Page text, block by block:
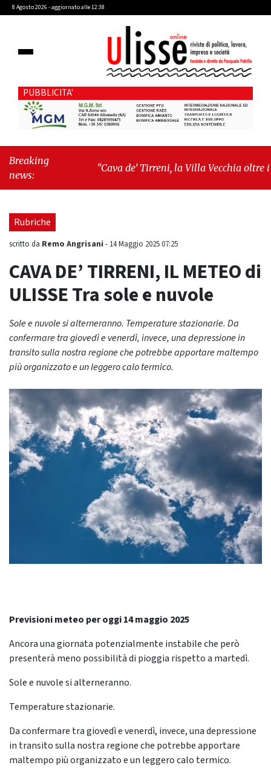
8 Agosto 2026 - aggiornato alle 12:38
PUBBLICITA'
Breaking
news:
"Cava de’ Tirreni, la Villa Vecchia oltre i
Rubriche
scritto da Remo Angrisani - 14 Maggio 2025 07:25
CAVA DE’ TIRRENI, IL METEO di
ULISSE Tra sole e nuvole
Sole e nuvole si alterneranno. Temperature stazionarie. Da
confermare tra giovedì e venerdì, invece, una depressione in
transito sulla nostra regione che potrebbe apportare maltempo
più organizzato e un leggero calo termico.
Previsioni meteo per oggi 14 maggio 2025
Ancora una giornata potenzialmente instabile che però
presenterà meno possibilità di pioggia rispetto a martedì.
Sole e nuvole si alterneranno.
Temperature stazionarie.
Da confermare tra giovedì e venerdì, invece, una depressione
in transito sulla nostra regione che potrebbe apportare
maltempo più organizzato e un leggero calo termico.